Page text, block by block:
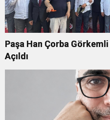
Paşa Han Çorba
Açıldı